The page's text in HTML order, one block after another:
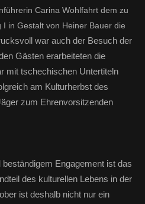
Carina Wohlfahrt dem zu
in Gestalt von Heiner Bauer die
war auch der Besuch der
Gästen erarbeiteten die
mit tschechischen Untertiteln
am Kulturherbst des
zum Ehrenvorsitzenden
Engagement ist das
des kulturellen Lebens in der
ist deshalb nicht nur ein